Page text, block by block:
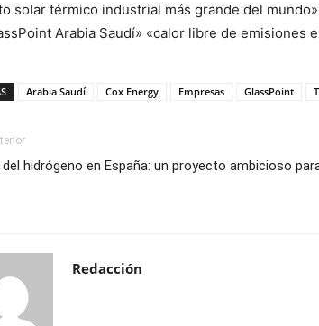
solar térmico industrial más grande del
Arabia Saudí» «calor libre de emisiones
Arabia Saudí Cox Energy Empresas GlassPoint
hidrógeno en España: un proyecto ambicioso
Redacción